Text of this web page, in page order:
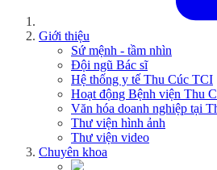
Giới thiệu
Sứ mệnh - tầm nhìn
Đội ngũ Bác sĩ
Hệ thống y tế Thu Cúc TCI
Hoạt động Bệnh viện Thu
Văn hóa doanh nghiệp tại
Thư viện hình ảnh
Thư viện video
Chuyên khoa